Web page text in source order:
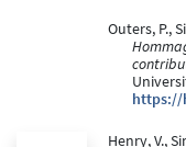
Outers, P.,
https://
Henry, V.,